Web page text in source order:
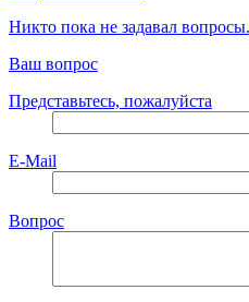
Никто пока не задавал
Ваш вопрос
Представьтесь, пожалуйста
E-Mail
Вопрос